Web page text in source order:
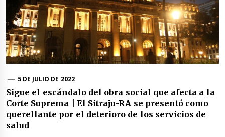
5 DE JULIO DE 2022
Sigue el escándalo del obra social que afecta a la
Corte Suprema | El Sitraju-RA se presentó como
querellante por el deterioro de los servicios de
salud